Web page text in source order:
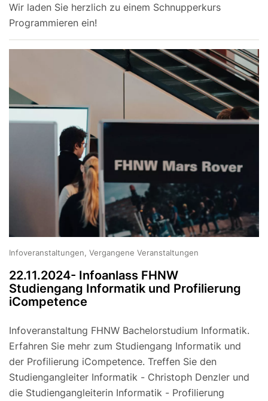
Wir laden Sie herzlich zu einem Schnupperkurs
Programmieren ein!
Infoveranstaltungen, Vergangene Veranstaltungen
22.11.2024- Infoanlass FHNW
Studiengang Informatik und Profilierung
iCompetence
Infoveranstaltung FHNW Bachelorstudium Informatik.
Erfahren Sie mehr zum Studiengang Informatik und
der Profilierung iCompetence. Treffen Sie den
Studiengangleiter Informatik - Christoph Denzler und
die Studiengangleiterin Informatik - Profilierung